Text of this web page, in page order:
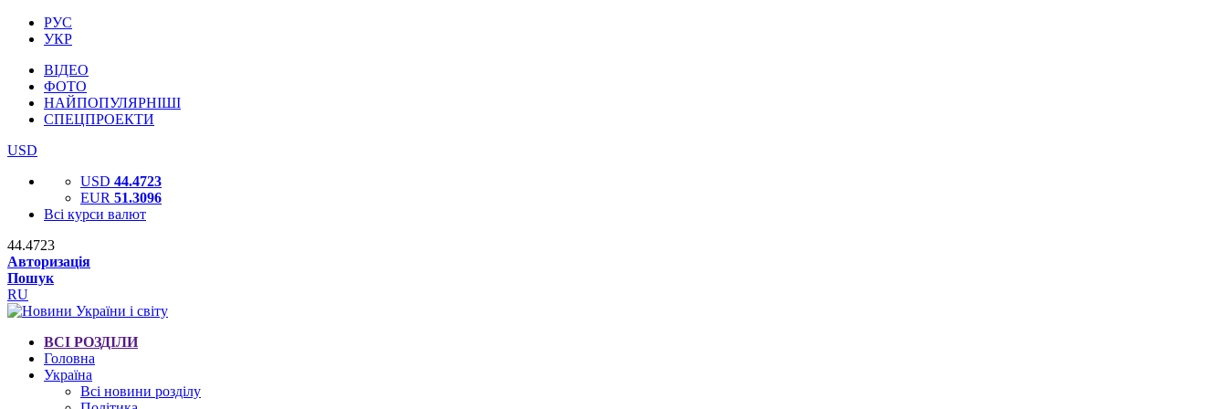
РУС
УКР
ВІДЕО
ФОТО
НАЙПОПУЛЯРНІШІ
СПЕЦПРОЕКТИ
USD
USD 44.4723
EUR 51.3096
Всі курси валют
44.4723
Авторизація
Пошук
RU
ВСІ РОЗДІЛИ
Головна
Україна
Всі новини розділу